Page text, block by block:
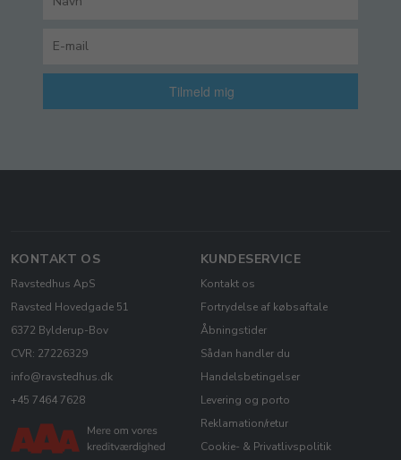
Tilmeld mig
KONTAKT OS
Ravstedhus ApS
Ravsted Hovedgade 51
6372 Bylderup-Bov
CVR: 27226329
info@ravstedhus.dk
+45 7464 7628
KUNDESERVICE
Kontakt os
Fortrydelse af købsaftale
Åbningstider
Sådan handler du
Handelsbetingelser
Levering og porto
Reklamation/retur
Cookie- & Privatlivspolitik